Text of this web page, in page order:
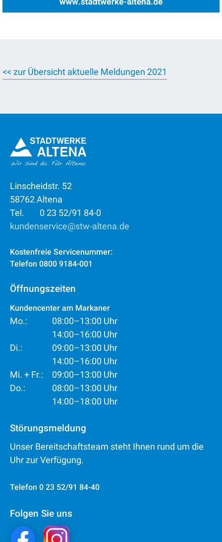
<< zur Übersicht aktuelle Meldungen 2021
Linscheidstr. 52
58762 Altena
Tel.
0 23 52/91 84-0
kundenservice@stw-altena.de
Kostenfreie Servicenummer:
Telefon 0800 9184-001
Öffnungszeiten
Kundencenter am Markaner
Mo.:
08:00–13:00 Uhr
14:00–16:00 Uhr
Di.:
09:00–13:00 Uhr
14:00–16:00 Uhr
Mi. + Fr.:
09:00–13:00 Uhr
Do.:
08:00–13:00 Uhr
14:00–18:00 Uhr
Störungsmeldung
Unser Bereitschaftsteam steht Ihnen rund um die
Uhr zur Verfügung.
Telefon 0 23 52/91 84-40
Folgen Sie uns